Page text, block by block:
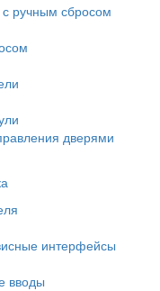
ручным сбросом
дверями
интерфейсы
вводы